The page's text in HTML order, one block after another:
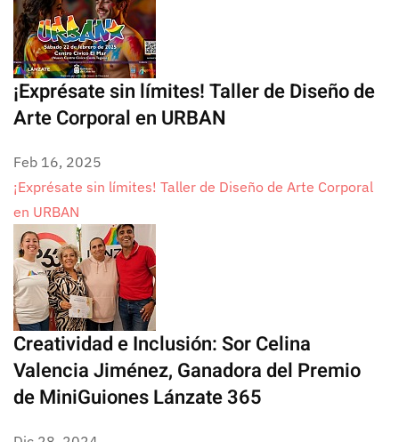
¡Exprésate sin límites! Taller de Diseño de
Arte Corporal en URBAN
Feb 16, 2025
¡Exprésate sin límites! Taller de Diseño de Arte Corporal
en URBAN
Creatividad e Inclusión: Sor Celina
Valencia Jiménez, Ganadora del Premio
de MiniGuiones Lánzate 365